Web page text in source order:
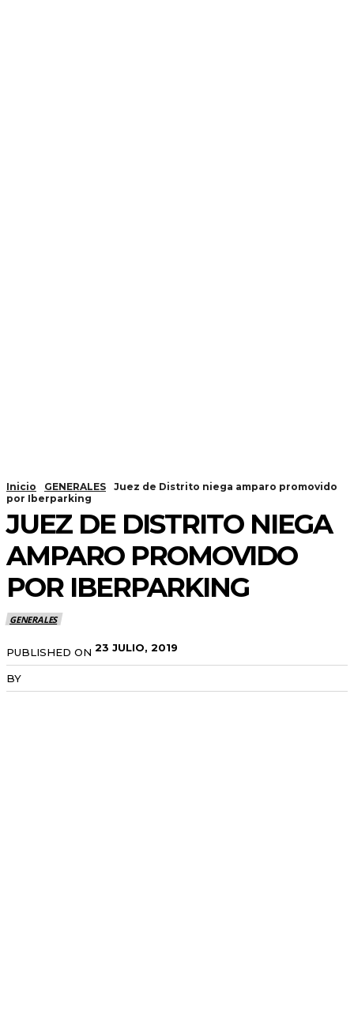
Inicio GENERALES
Juez de Distrito niega amparo promovido
por Iberparking
JUEZ DE DISTRITO NIEGA
AMPARO PROMOVIDO
POR IBERPARKING
GENERALES
PUBLISHED ON 23 JULIO, 2019
BY